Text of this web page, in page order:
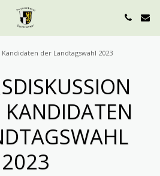
der Landtagswahl 2023
2023